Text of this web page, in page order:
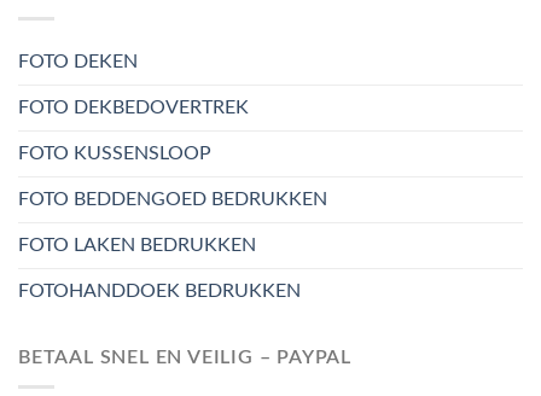
FOTO DEKEN
FOTO DEKBEDOVERTREK
FOTO KUSSENSLOOP
FOTO BEDDENGOED BEDRUKKEN
FOTO LAKEN BEDRUKKEN
FOTOHANDDOEK BEDRUKKEN
BETAAL SNEL EN VEILIG – PAYPAL